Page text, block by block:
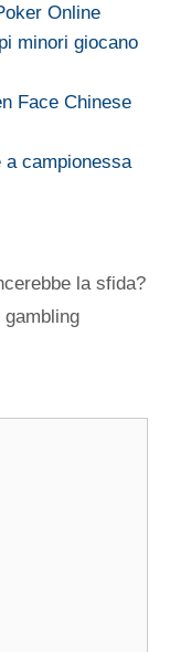
Online
minori giocano
Face Chinese
campionessa
la sfida?